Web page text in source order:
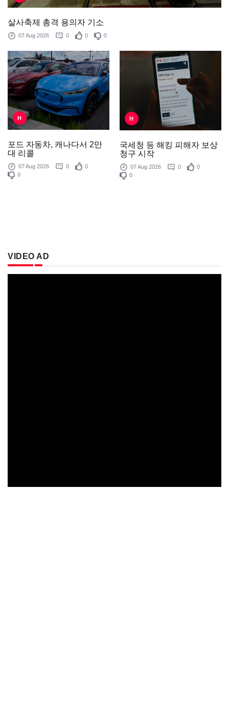
살사축제 총격 용의자 기소
07 Aug 2026 0 0 0
H
포드 자동차, 캐나다서 2만
대 리콜
07 Aug 2026 0
0
0
H
국세청 등 해킹 피해자 보상
청구 시작
07 Aug 2026 0
0
0
VIDEO AD